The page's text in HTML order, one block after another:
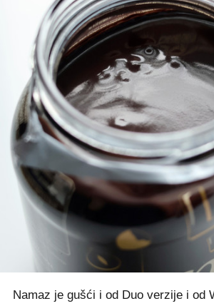
Namaz je gušći i od Duo verzije i od